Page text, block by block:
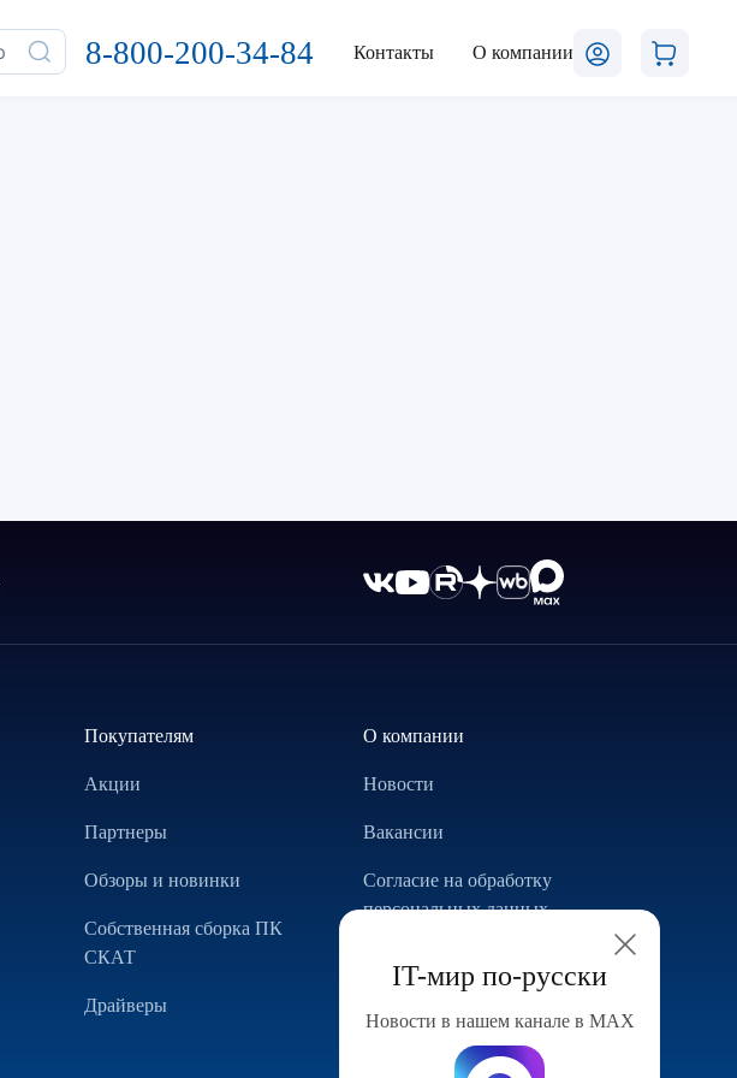
8-800-200-34-84 Контакты О компании
IT-мир по-русски
Новости в нашем канале в МАХ
Покупателям
Акции
Партнеры
Обзоры и новинки
Собственная сборка ПК
СКАТ
Драйверы
О компании
Новости
Вакансии
Согласие на обработку
персональных данных
Конфигуратор компьютера